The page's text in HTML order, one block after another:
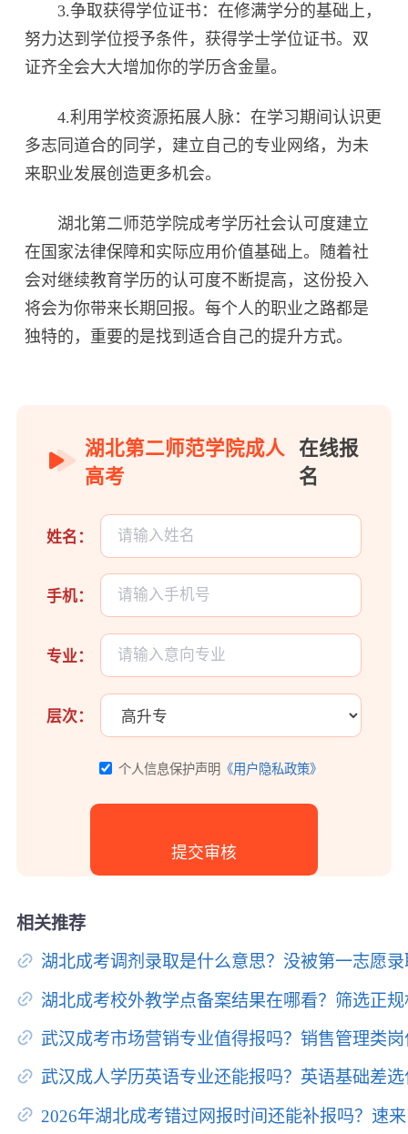
3.争取获得学位证书：在修满学分的基础上，
努力达到学位授予条件，获得学士学位证书。双
证齐全会大大增加你的学历含金量。
4.利用学校资源拓展人脉：在学习期间认识更
多志同道合的同学，建立自己的专业网络，为未
来职业发展创造更多机会。
湖北第二师范学院成考学历社会认可度建立
在国家法律保障和实际应用价值基础上。随着社
会对继续教育学历的认可度不断提高，这份投入
将会为你带来长期回报。每个人的职业之路都是
独特的，重要的是找到适合自己的提升方式。
湖北第二师范学院成人
高考
在线报
名
姓名：
手机：
专业：
层次：
个人信息保护声明 《用户隐私政策》
相关推荐
湖北成考调剂录取是什么意思？没被第一志愿
湖北成考校外教学点备案结果在哪看？筛选正
武汉成考市场营销专业值得报吗？销售管理类
武汉成人学历英语专业还能报吗？英语基础差
2026年湖北成考错过网报时间还能补报吗？速